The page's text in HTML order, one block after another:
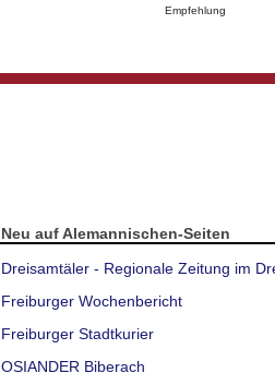
Empfehlung
Neu auf Alemannischen-Seiten
Dreisamtäler - Regionale Zeitung im
Freiburger Wochenbericht
Freiburger Stadtkurier
OSIANDER Biberach